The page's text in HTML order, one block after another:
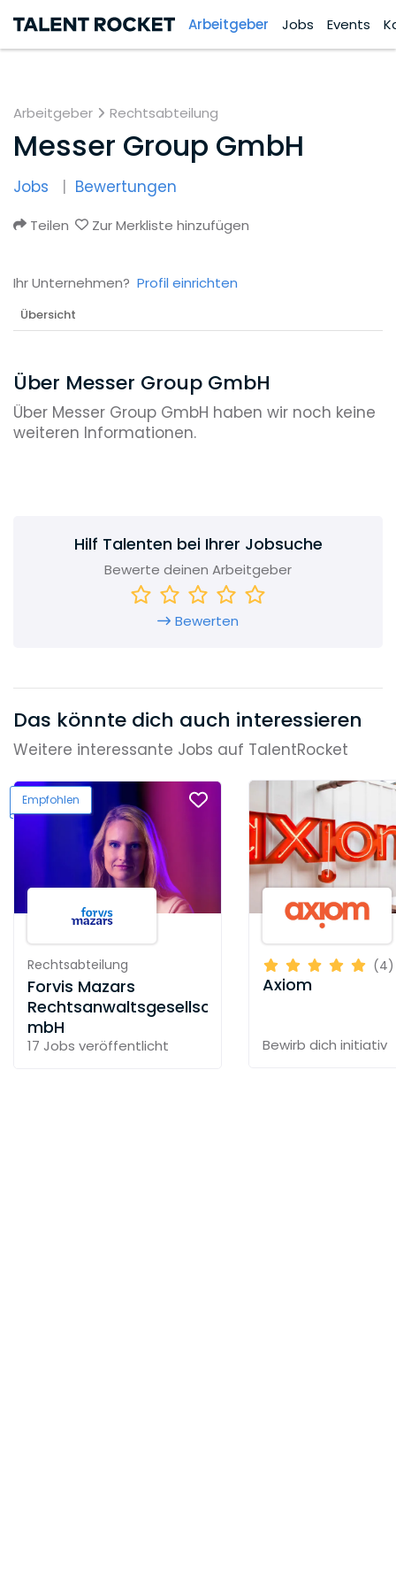
Arbeitgeber Jobs Events
Arbeitgeber Rechtsabteilung
Messer Group GmbH
Jobs Bewertungen
Teilen Zur Merkliste hinzufügen
Ihr Unternehmen? Profil einrichten
Übersicht
Über Messer Group GmbH
Über Messer Group GmbH haben wir noch keine
weiteren Informationen.
Hilf Talenten bei Ihrer Jobsuche
Bewerte deinen Arbeitgeber
Bewerten
Das könnte dich auch interessieren
Weitere interessante Jobs auf TalentRocket
Empfohlen
Rechtsabteilung
Forvis Mazars
Rechtsanwaltsgesellschaft
mbH
17 Jobs veröffentlicht
(4)
Axiom
Bewirb dich initiativ